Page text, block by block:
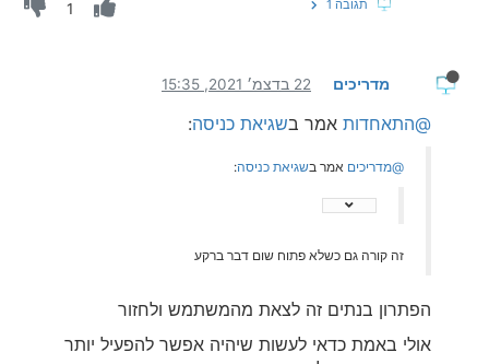
תגובה 1 1
מדריכים 22 בדצמ׳ 2021, 15:35
@התאחדות אמר בשגיאת כניסה:
@מדריכים אמר בשגיאת כניסה:
זה קורה גם כשלא פתוח שום דבר ברקע
הפתרון בנתים זה לצאת מהמשתמש ולחזור
אולי באמת כדאי לעשות שיהיה אפשר להפעיל יותר